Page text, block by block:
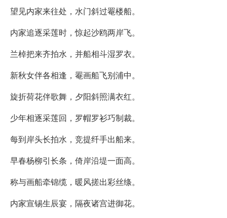
望见内家来往处，水门斜过罨楼船。
内家追逐采莲时，惊起沙鸥两岸飞。
兰棹把来齐拍水，并船相斗湿罗衣。
新秋女伴各相逢，罨画船飞别浦中。
旋折荷花伴歌舞，夕阳斜照满衣红。
少年相逐采莲回，罗帽罗衫巧制裁。
每到岸头长拍水，竞提纤手出船来。
早春杨柳引长条，倚岸沿堤一面高。
称与画船牵锦缆，暖风搓出彩丝绦。
内家宣锡生辰宴，隔夜诸宫进御花。